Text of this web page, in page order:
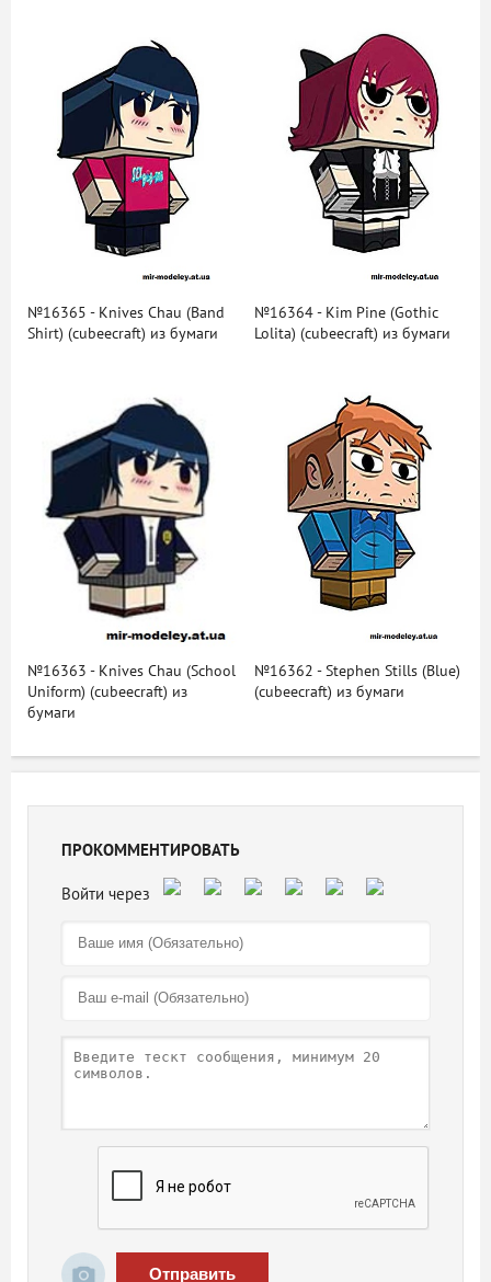
№16365 - Knives Chau (Band
Shirt) (cubeecraft) из бумаги
№16364 - Kim Pine (Gothic
Lolita) (cubeecraft) из бумаги
№16363 - Knives Chau (School
Uniform) (cubeecraft) из
бумаги
№16362 - Stephen Stills (Blue)
(cubeecraft) из бумаги
ПРОКОММЕНТИРОВАТЬ
Отправить